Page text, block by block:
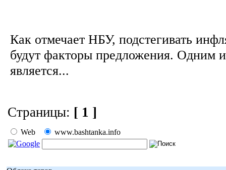
Как отмечает НБУ, подстегивать
будут факторы предложения. Одним
является...
Страницы: [ 1 ]
Web www.bashtanka.info